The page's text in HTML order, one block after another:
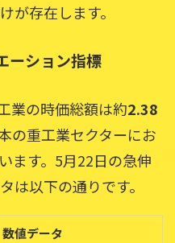
が存在します。
ーション指標
業の時価総額は約2.38
の重工業セクターにお
ます。5月22日の急伸
は以下の通りです。
数値データ